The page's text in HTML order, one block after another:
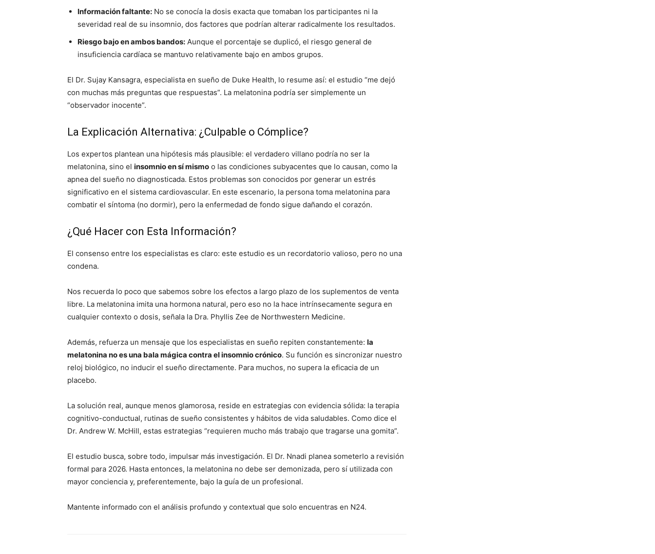
Información faltante: No se conocía la dosis exacta que tomaban los participantes ni la
severidad real de su insomnio, dos factores que podrían alterar radicalmente los resultados.
Riesgo bajo en ambos bandos: Aunque el porcentaje se duplicó, el riesgo general de
insuficiencia cardíaca se mantuvo relativamente bajo en ambos grupos.
El Dr. Sujay Kansagra, especialista en sueño de Duke Health, lo resume así: el estudio “me dejó
con muchas más preguntas que respuestas”. La melatonina podría ser simplemente un
“observador inocente”.
La Explicación Alternativa: ¿Culpable o Cómplice?
Los expertos plantean una hipótesis más plausible: el verdadero villano podría no ser la
melatonina, sino el insomnio en sí mismo o las condiciones subyacentes que lo causan, como la
apnea del sueño no diagnosticada. Estos problemas son conocidos por generar un estrés
significativo en el sistema cardiovascular. En este escenario, la persona toma melatonina para
combatir el síntoma (no dormir), pero la enfermedad de fondo sigue dañando el corazón.
¿Qué Hacer con Esta Información?
El consenso entre los especialistas es claro: este estudio es un recordatorio valioso, pero no una
condena.
Nos recuerda lo poco que sabemos sobre los efectos a largo plazo de los suplementos de venta
libre. La melatonina imita una hormona natural, pero eso no la hace intrínsecamente segura en
cualquier contexto o dosis, señala la Dra. Phyllis Zee de Northwestern Medicine.
Además, refuerza un mensaje que los especialistas en sueño repiten constantemente: la
melatonina no es una bala mágica contra el insomnio crónico. Su función es sincronizar nuestro
reloj biológico, no inducir el sueño directamente. Para muchos, no supera la eficacia de un
placebo.
La solución real, aunque menos glamorosa, reside en estrategias con evidencia sólida: la terapia
cognitivo-conductual, rutinas de sueño consistentes y hábitos de vida saludables. Como dice el
Dr. Andrew W. McHill, estas estrategias “requieren mucho más trabajo que tragarse una gomita”.
El estudio busca, sobre todo, impulsar más investigación. El Dr. Nnadi planea someterlo a revisión
formal para 2026. Hasta entonces, la melatonina no debe ser demonizada, pero sí utilizada con
mayor conciencia y, preferentemente, bajo la guía de un profesional.
Mantente informado con el análisis profundo y contextual que solo encuentras en N24.